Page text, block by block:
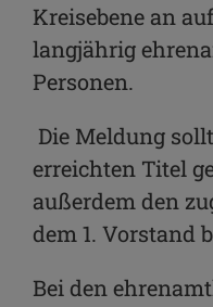
Kreisebene an
langjährig
Personen.
Die Meldung
erreichten Titel
außerdem den
dem 1. Vorstand
Bei den